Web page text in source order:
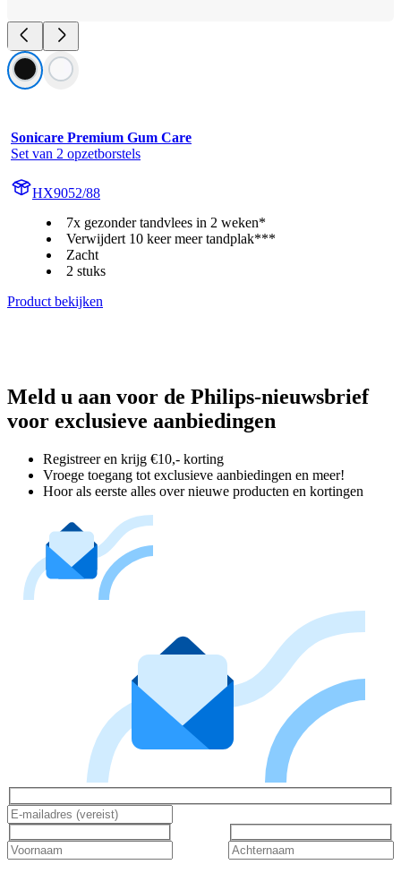
Sonicare Premium Gum Care
Set van 2 opzetborstels
HX9052/88
7x gezonder tandvlees in 2 weken*
Verwijdert 10 keer meer tandplak***
Zacht
2 stuks
Product bekijken
Meld u aan voor de Philips-nieuwsbrief
voor exclusieve aanbiedingen
Registreer en krijg €10,- korting
Vroege toegang tot exclusieve aanbiedingen en meer!
Hoor als eerste alles over nieuwe producten en kortingen